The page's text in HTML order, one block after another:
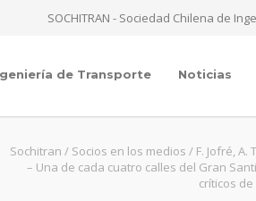
SOCHITRAN - Sociedad Chilena de
de Transporte Noticias
Sochitran / Socios en los medios / F. Jofré, A.
– Una de cada cuatro calles del Gran
críticos